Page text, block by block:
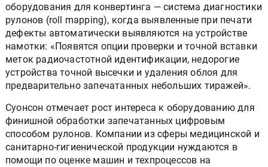
оборудования для конвертинга — система диагностики
рулонов (roll mapping), когда выявленные при печати
дефекты автоматически выявляются на устройстве
намотки: «Появятся опции проверки и точной вставки
меток радиочастотной идентификации, недорогие
устройства точной высечки и удаления облоя для
предварительно запечатанных небольших тиражей».
Суонсон отмечает рост интереса к оборудованию для
финишной обработки запечатанных цифровым
способом рулонов. Компании из сферы медицинской и
санитарно-гигиенической продукции нуждаются в
помощи по оценке машин и техпроцессов на